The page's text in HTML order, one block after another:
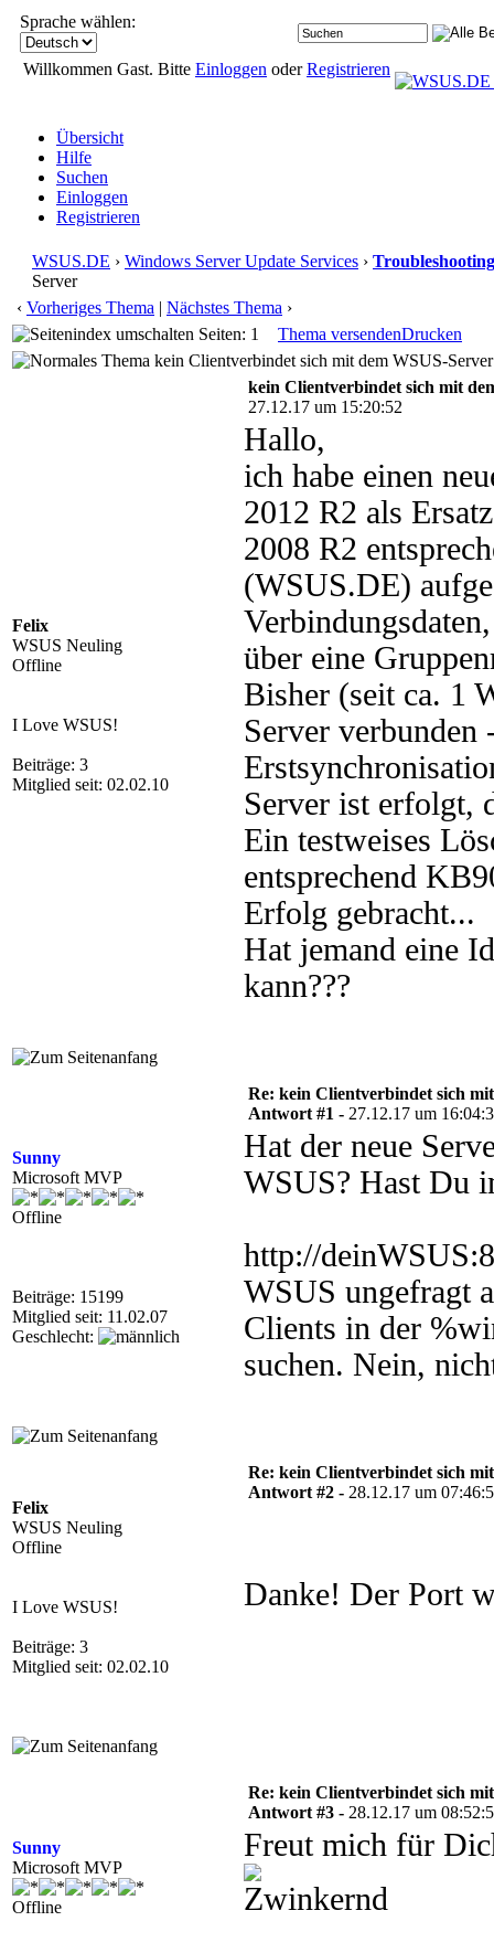
Sprache wählen:
Willkommen Gast. Bitte Einloggen oderRegistrieren
Übersicht
Hilfe
Suchen
Einloggen
Registrieren
WSUS.DE › Windows Server Update Services › Troubleshooting
Server
‹ Vorheriges Thema | Nächstes Thema ›
Seiten: 1
Thema versendenDrucken
kein Clientverbindet sich mit dem WSUS-
Felix
WSUS Neuling
Offline
I Love WSUS!
Beiträge: 3
Mitglied seit: 02.02.10
kein Clientverbindet sich mit
27.12.17 um 15:20:52
Hallo,
ich habe einen
2012 R2 als
2008 R2
(WSUS.DE)
über eine
Bisher (seit ca. 1
Server
Server ist erfolgt,
Ein testweises
entsprechend
Erfolg gebracht...
Hat jemand eine
kann???
Sunny
Microsoft MVP
Offline
Beiträge: 15199
Mitglied seit: 11.02.07
Geschlecht:
Re: kein Clientverbindet sich
Antwort #1 - 27.12.17 um
Hat der neue
WSUS? Hast Du
http://
WSUS ungefragt
Clients in der
suchen. Nein,
Felix
WSUS Neuling
Offline
I Love WSUS!
Beiträge: 3
Mitglied seit: 02.02.10
Re: kein Clientverbindet sich
Antwort #2 - 28.12.17 um
Danke! Der Port
Sunny
Microsoft MVP
Offline
Re: kein Clientverbindet sich
Antwort #3 - 28.12.17 um
Freut mich für